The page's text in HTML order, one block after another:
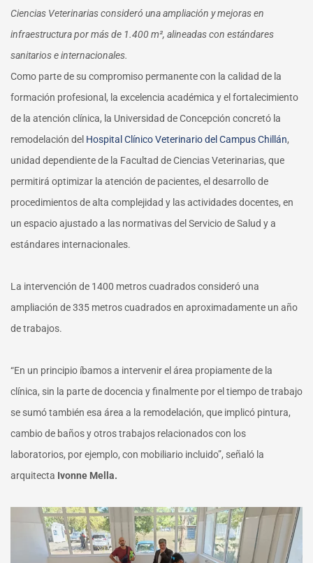
Ciencias Veterinarias consideró una ampliación y mejoras en
infraestructura por más de 1.400 m², alineadas con estándares
sanitarios e internacionales.
Como parte de su compromiso permanente con la calidad de la
formación profesional, la excelencia académica y el fortalecimiento
de la atención clínica, la Universidad de Concepción concretó la
remodelación del Hospital Clínico Veterinario del Campus Chillán,
unidad dependiente de la Facultad de Ciencias Veterinarias, que
permitirá optimizar la atención de pacientes, el desarrollo de
procedimientos de alta complejidad y las actividades docentes, en
un espacio ajustado a las normativas del Servicio de Salud y a
estándares internacionales.
La intervención de 1400 metros cuadrados consideró una
ampliación de 335 metros cuadrados en aproximadamente un año
de trabajos.
“En un principio íbamos a intervenir el área propiamente de la
clínica, sin la parte de docencia y finalmente por el tiempo de trabajo
se sumó también esa área a la remodelación, que implicó pintura,
cambio de baños y otros trabajos relacionados con los
laboratorios, por ejemplo, con mobiliario incluido”, señaló la
arquitecta Ivonne Mella.